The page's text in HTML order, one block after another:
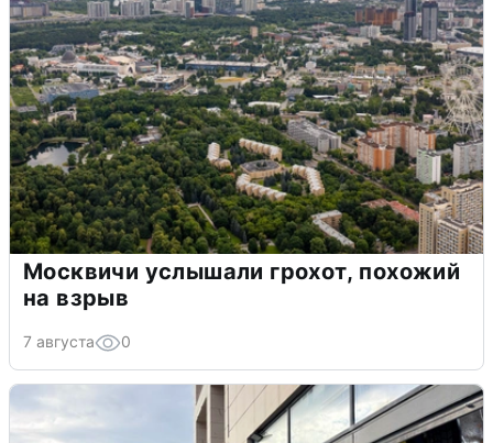
Москвичи услышали грохот, похожий
на взрыв
7 августа 0